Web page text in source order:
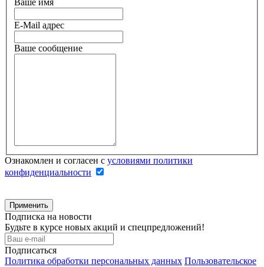
Ваше имя
E-Mail адрес
Ваше сообщение
Ознакомлен и согласен с условиями политики
конфиденциальности
Подписка на новости
Будьте в курсе новых акций и спецпредложений!
Подписаться
Политика обработки персональных данных Пользовательское